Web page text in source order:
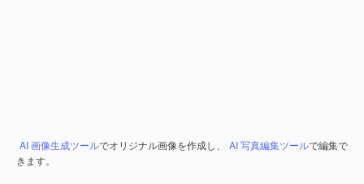
AI 画像生成ツールでオリジナル画像を作成し、 AI 写真編集ツールで編集で
きます。